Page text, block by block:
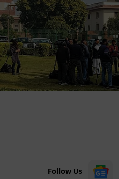
Follow Us